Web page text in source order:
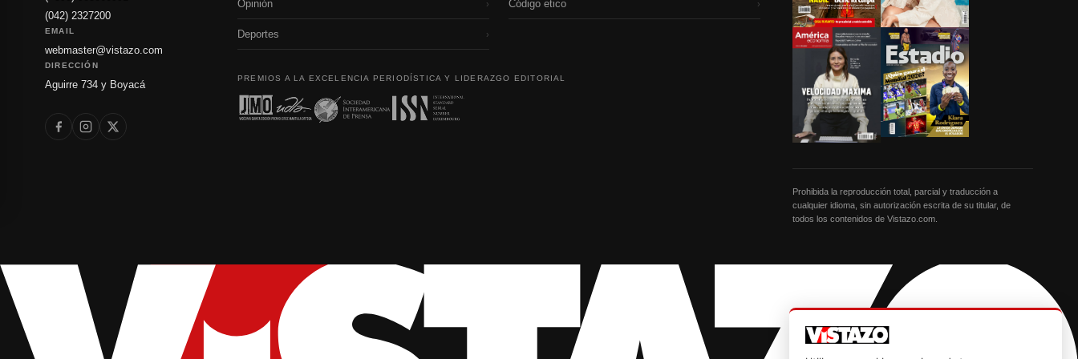
(042) 2327200
EMAIL
webmaster@vistazo.com
DIRECCIÓN
Aguirre 734 y Boyacá
Opinión ›
Deportes ›
Código etico ›
PREMIOS A LA EXCELENCIA PERIODÍSTICA Y LIDERAZGO EDITORIAL
Prohibida la reproducción total, parcial y traducción a
cualquier idioma, sin autorización escrita de su titular, de
todos los contenidos de Vistazo.com.